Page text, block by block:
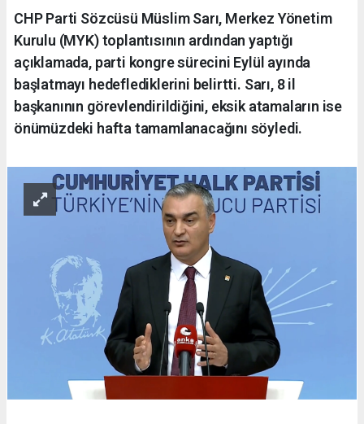
CHP Parti Sözcüsü Müslim Sarı, Merkez Yönetim
Kurulu (MYK) toplantısının ardından yaptığı
açıklamada, parti kongre sürecini Eylül ayında
başlatmayı hedeflediklerini belirtti. Sarı, 8 il
başkanının görevlendirildiğini, eksik atamaların ise
önümüzdeki hafta tamamlanacağını söyledi.